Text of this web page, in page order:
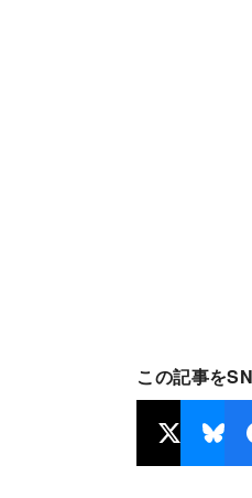
この記事を